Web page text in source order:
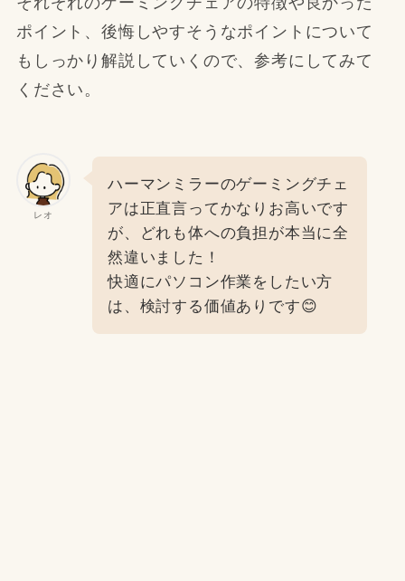
ポイント、後悔しやすそうなポイントについて
もしっかり解説していくので、参考にしてみて
ください。
レオ
ハーマンミラーのゲーミングチェ
アは正直言ってかなりお高いです
が、どれも体への負担が本当に全
然違いました！
快適にパソコン作業をしたい方
は、検討する価値ありです😊